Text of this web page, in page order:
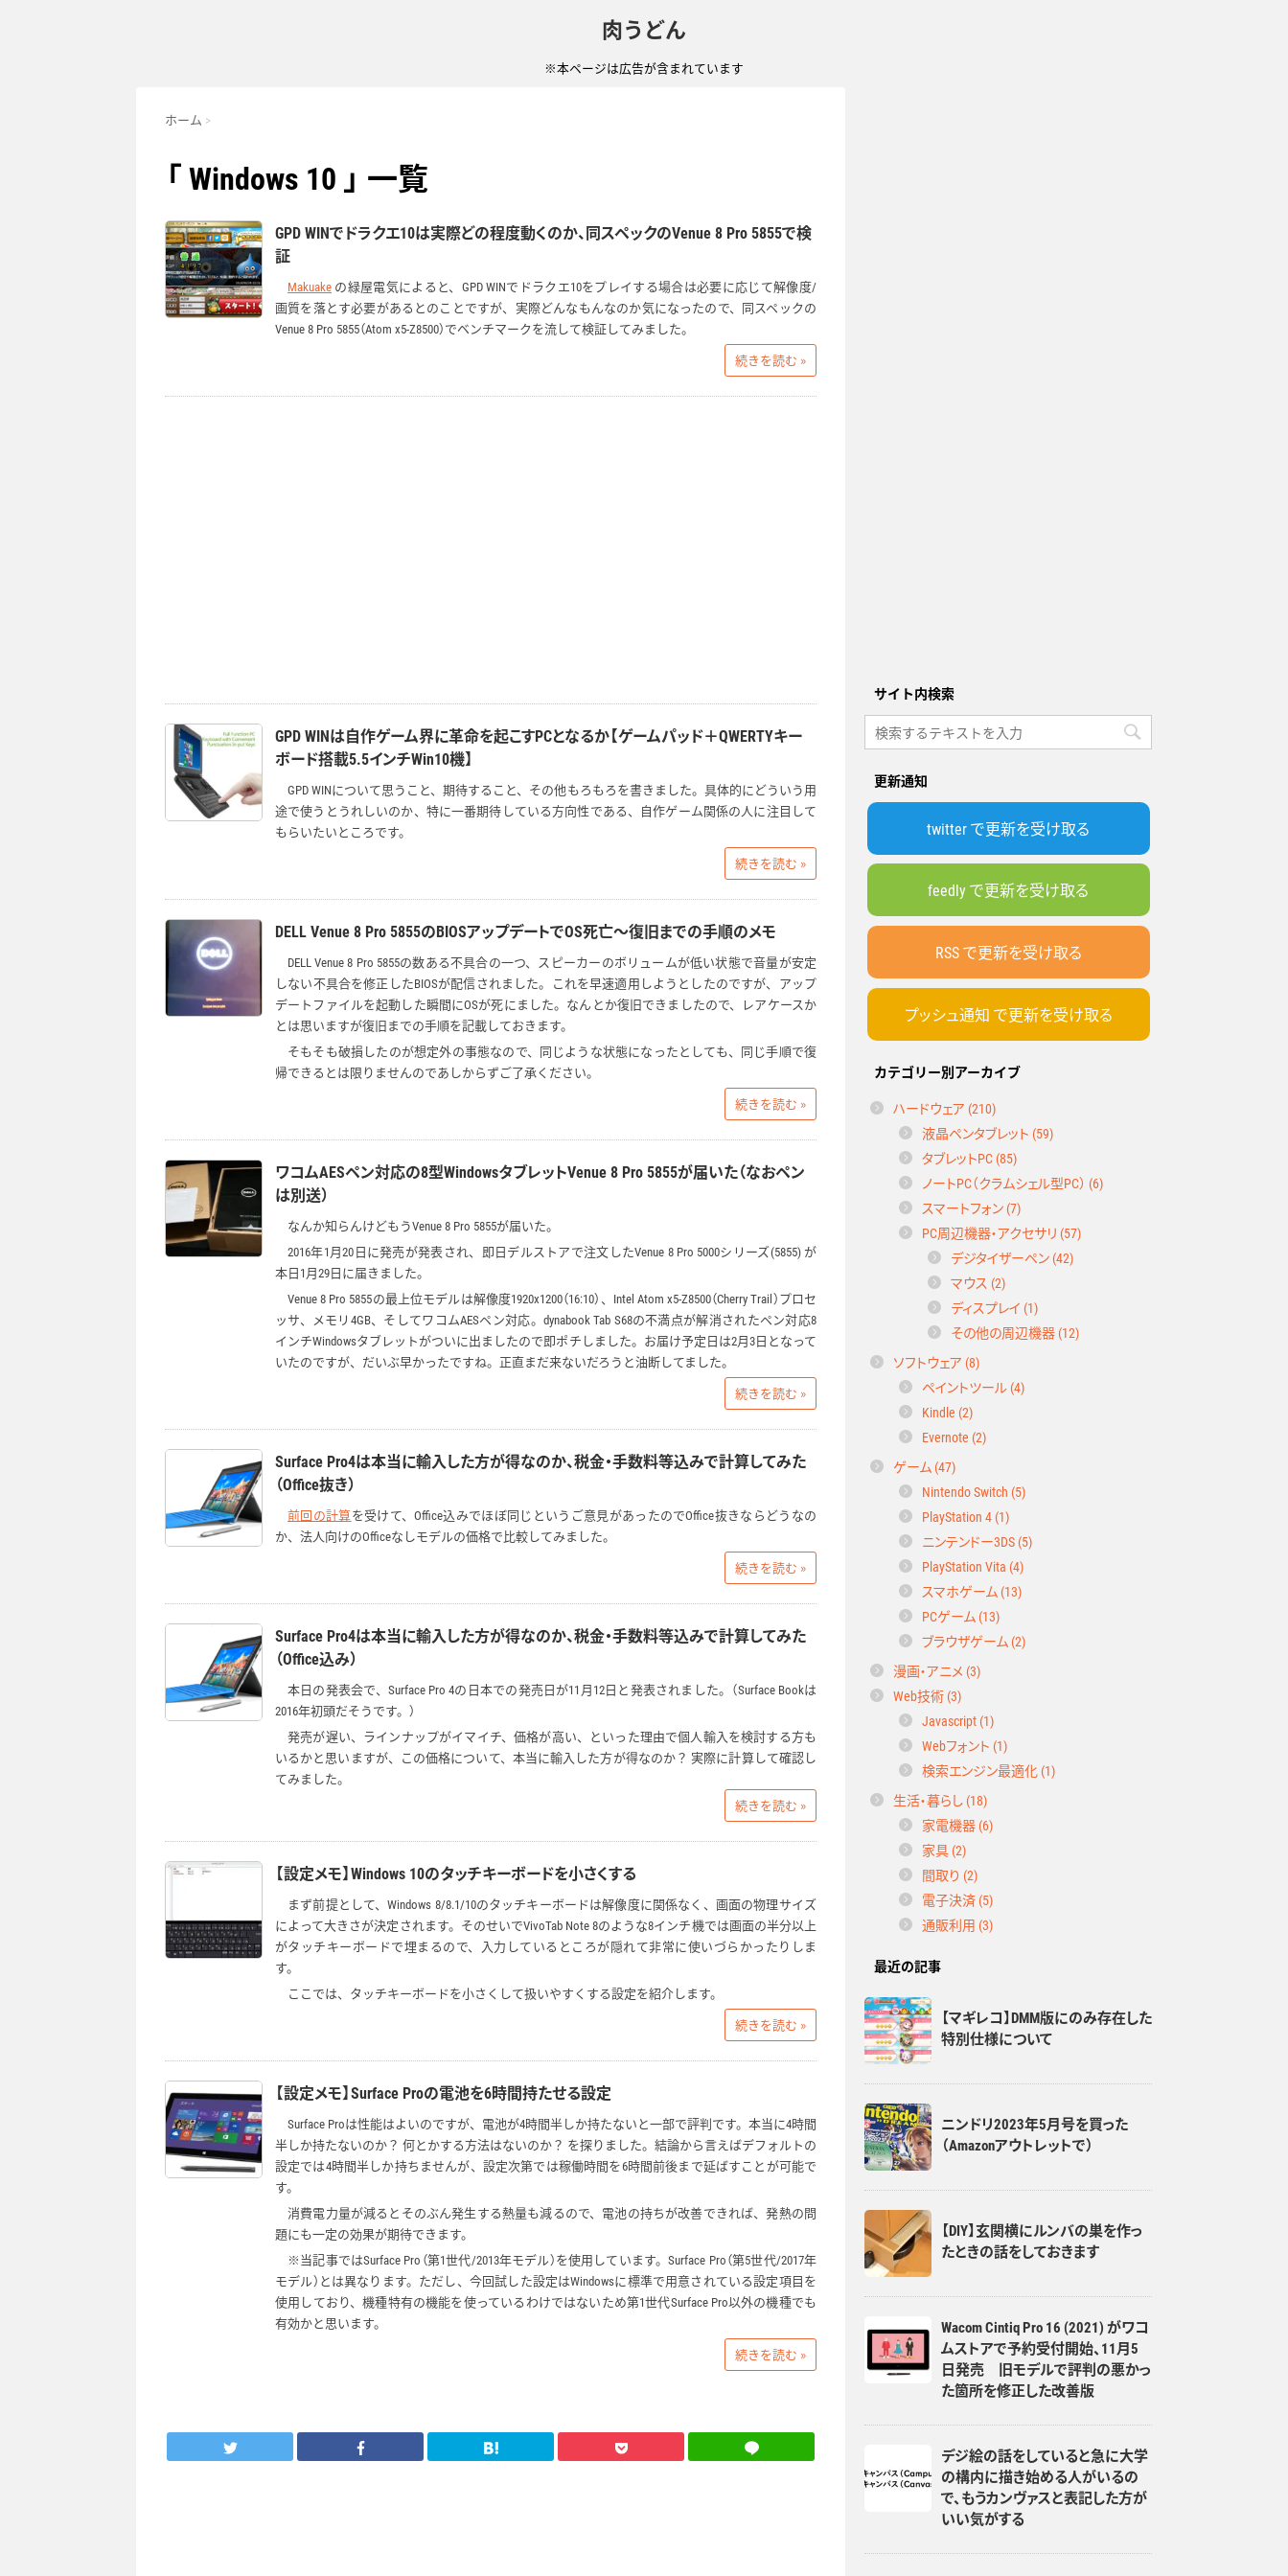
肉うどん
※本ページは広告が含まれています
ホーム
「 Windows 10 」 一覧
GPD WINでドラクエ10は実際どの程度動くのか、同スペックのVenue 8 Pro 5855で検
証
Makuake の緑屋電気によると、GPD WINでドラクエ10をプレイする場合は必要に応じて解像度/
画質を落とす必要があるとのことですが、実際どんなもんなのか気になったので、同スペックの
Venue 8 Pro 5855（Atom x5-Z8500）でベンチマークを流して検証してみました。
続きを読む »
GPD WINは自作ゲーム界に革命を起こすPCとなるか【ゲームパッド＋QWERTYキー
ボード搭載5.5インチWin10機】
GPD WINについて思うこと、期待すること、その他もろもろを書きました。具体的にどういう用
途で使うとうれしいのか、特に一番期待している方向性である、自作ゲーム関係の人に注目して
もらいたいところです。
続きを読む »
DELL Venue 8 Pro 5855のBIOSアップデートでOS死亡～復旧までの手順のメモ
DELL Venue 8 Pro 5855の数ある不具合の一つ、スピーカーのボリュームが低い状態で音量が安定
しない不具合を修正したBIOSが配信されました。これを早速適用しようとしたのですが、アップ
デートファイルを起動した瞬間にOSが死にました。なんとか復旧できましたので、レアケースか
とは思いますが復旧までの手順を記載しておきます。
そもそも破損したのが想定外の事態なので、同じような状態になったとしても、同じ手順で復
帰できるとは限りませんのであしからずご了承ください。
続きを読む »
ワコムAESペン対応の8型WindowsタブレットVenue 8 Pro 5855が届いた（なおペン
は別送）
なんか知らんけどもうVenue 8 Pro 5855が届いた。
2016年1月20日に発売が発表され、即日デルストアで注文したVenue 8 Pro 5000シリーズ(5855) が
本日1月29日に届きました。
Venue 8 Pro 5855の最上位モデルは解像度1920x1200（16:10）、Intel Atom x5-Z8500（Cherry Trail）プロセ
ッサ、メモリ4GB、そしてワコムAESペン対応。dynabook Tab S68の不満点が解消されたペン対応8
インチWindowsタブレットがついに出ましたので即ポチしました。お届け予定日は2月3日となって
いたのですが、だいぶ早かったですね。正直まだ来ないだろうと油断してました。
続きを読む »
Surface Pro4は本当に輸入した方が得なのか、税金・手数料等込みで計算してみた
（Office抜き）
前回の計算を受けて、Office込みでほぼ同じというご意見があったのでOffice抜きならどうなの
か、法人向けのOfficeなしモデルの価格で比較してみました。
続きを読む »
Surface Pro4は本当に輸入した方が得なのか、税金・手数料等込みで計算してみた
（Office込み）
本日の発表会で、Surface Pro 4の日本での発売日が11月12日と発表されました。（Surface Bookは
2016年初頭だそうです。）
発売が遅い、ラインナップがイマイチ、価格が高い、といった理由で個人輸入を検討する方も
いるかと思いますが、この価格について、本当に輸入した方が得なのか？ 実際に計算して確認し
てみました。
続きを読む »
【設定メモ】Windows 10のタッチキーボードを小さくする
まず前提として、Windows 8/8.1/10のタッチキーボードは解像度に関係なく、画面の物理サイズ
によって大きさが決定されます。そのせいでVivoTab Note 8のような8インチ機では画面の半分以上
がタッチキーボードで埋まるので、入力しているところが隠れて非常に使いづらかったりしま
す。
ここでは、タッチキーボードを小さくして扱いやすくする設定を紹介します。
続きを読む »
【設定メモ】Surface Proの電池を6時間持たせる設定
Surface Proは性能はよいのですが、電池が4時間半しか持たないと一部で評判です。本当に4時間
半しか持たないのか？ 何とかする方法はないのか？ を探りました。結論から言えばデフォルトの
設定では4時間半しか持ちませんが、設定次第では稼働時間を6時間前後まで延ばすことが可能で
す。
消費電力量が減るとそのぶん発生する熱量も減るので、電池の持ちが改善できれば、発熱の問
題にも一定の効果が期待できます。
※当記事ではSurface Pro（第1世代/2013年モデル）を使用しています。Surface Pro（第5世代/2017年
モデル）とは異なります。ただし、今回試した設定はWindowsに標準で用意されている設定項目を
使用しており、機種特有の機能を使っているわけではないため第1世代Surface Pro以外の機種でも
有効かと思います。
続きを読む »
サイト内検索
更新通知
twitter で更新を受け取る
feedly で更新を受け取る
RSS で更新を受け取る
プッシュ通知 で更新を受け取る
カテゴリー別アーカイブ
ハードウェア (210)
液晶ペンタブレット (59)
タブレットPC (85)
ノートPC（クラムシェル型PC） (6)
スマートフォン (7)
PC周辺機器・アクセサリ (57)
デジタイザーペン (42)
マウス (2)
ディスプレイ (1)
その他の周辺機器 (12)
ソフトウェア (8)
ペイントツール (4)
Kindle (2)
Evernote (2)
ゲーム (47)
Nintendo Switch (5)
PlayStation 4 (1)
ニンテンドー3DS (5)
PlayStation Vita (4)
スマホゲーム (13)
PCゲーム (13)
ブラウザゲーム (2)
漫画・アニメ (3)
Web技術 (3)
Javascript (1)
Webフォント (1)
検索エンジン最適化 (1)
生活・暮らし (18)
家電機器 (6)
家具 (2)
間取り (2)
電子決済 (5)
通販利用 (3)
最近の記事
【マギレコ】DMM版にのみ存在した
特別仕様について
ニンドリ2023年5月号を買った
（Amazonアウトレットで）
【DIY】玄関横にルンバの巣を作っ
たときの話をしておきます
Wacom Cintiq Pro 16 (2021) がワコ
ムストアで予約受付開始、11月5
日発売 旧モデルで評判の悪かっ
た箇所を修正した改善版
デジ絵の話をしていると急に大学
の構内に描き始める人がいるの
で、もうカンヴァスと表記した方が
いい気がする